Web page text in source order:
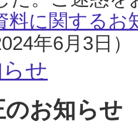
料に関するお
年6月3日）
せ
お知らせ